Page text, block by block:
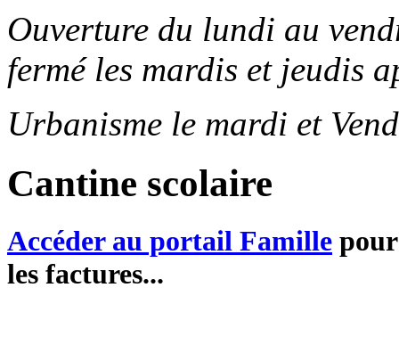
Ouverture du lundi au
fermé les mardis et jeudis
Urbanisme le mardi et
Cantine scolaire
Accéder au portail Famille
les factures...